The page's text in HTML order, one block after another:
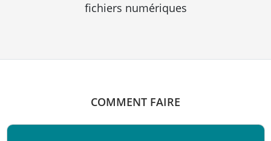
fichiers numériques
COMMENT FAIRE